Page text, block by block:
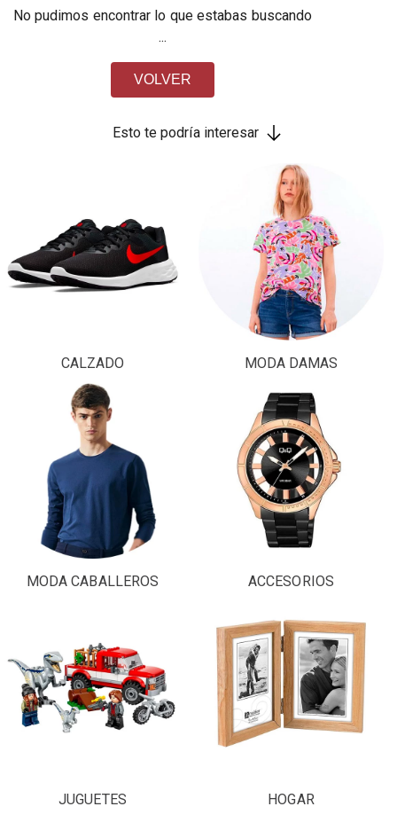
No pudimos encontrar lo que estabas buscando
...
VOLVER
Esto te podría interesar
CALZADO MODA DAMAS
MODA CABALLEROS ACCESORIOS
JUGUETES HOGAR